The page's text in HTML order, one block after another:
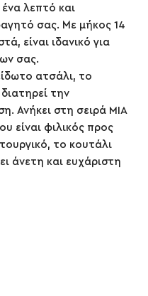
ένα λεπτό και
σας. Με μήκος 14
είναι ιδανικό για
σας.
ατσάλι, το
την
Ανήκει στη σειρά MIA
είναι φιλικός προς
το κουτάλι
άνετη και ευχάριστη